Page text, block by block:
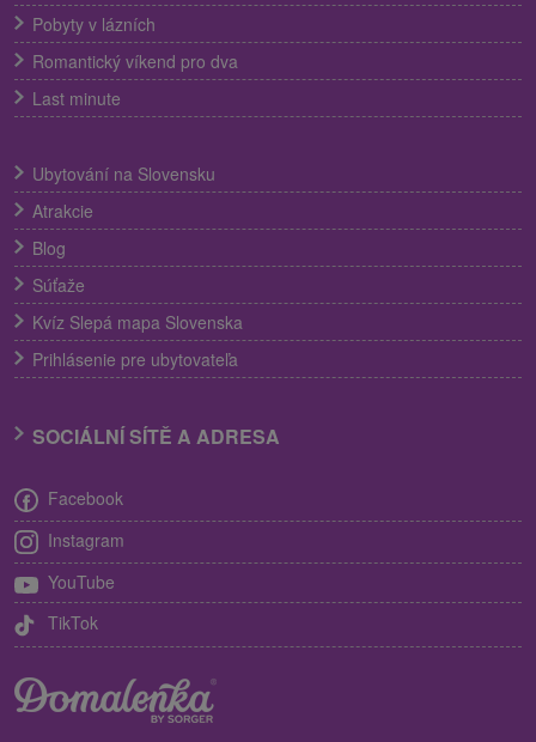
Pobyty v lázních
Romantický víkend pro dva
Last minute
Ubytování na Slovensku
Atrakcie
Blog
Súťaže
Kvíz Slepá mapa Slovenska
Prihlásenie pre ubytovateľa
SOCIÁLNÍ SÍTĚ A ADRESA
Facebook
Instagram
YouTube
TikTok